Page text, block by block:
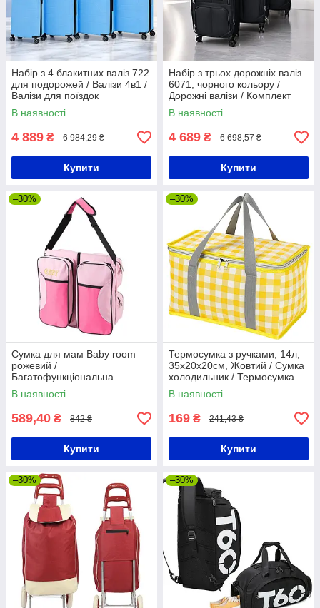
Набір з 4 блакитних валіз 722
для подорожей / Валізи 4в1 /
Валізи для поїздок
В наявності
4 889 ₴ 6 984,29 ₴
Купити
Набір з трьох дорожніх валіз
6071, чорного кольору /
Дорожні валізи / Комплект
для подорожей
В наявності
4 689 ₴ 6 698,57 ₴
Купити
–30%
Сумка для мам Baby room
рожевий /
Багатофункціональна
переноска-ліжко для
немовлят / Сумка
В наявності
589,40 ₴ 842 ₴
Купити
–30%
Термосумка з ручками, 14л,
35x20x20см, Жовтий / Сумка
холодильник / Термосумка
для їжі / Сумка термос
В наявності
169 ₴ 241,43 ₴
Купити
–30% –30%